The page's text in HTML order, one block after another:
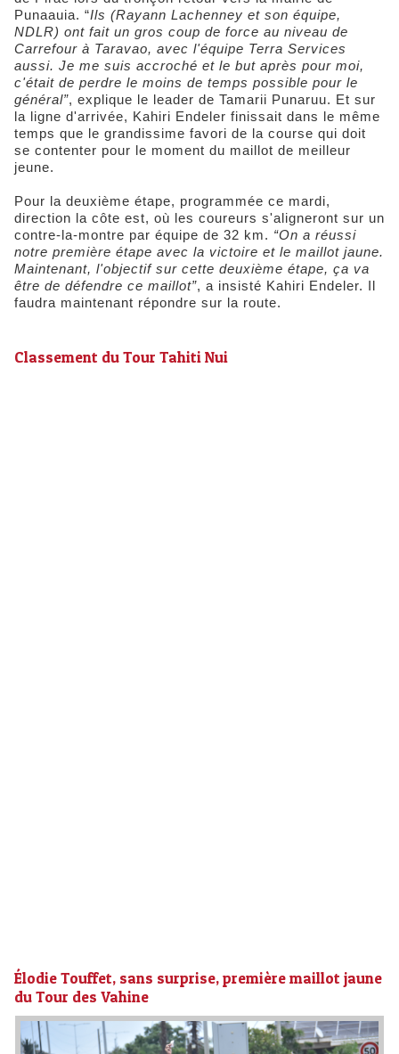
Punaauia. “Ils (Rayann Lachenney et son équipe,
NDLR) ont fait un gros coup de force au niveau de
Carrefour à Taravao, avec l'équipe Terra Services
aussi. Je me suis accroché et le but après pour moi,
c'était de perdre le moins de temps possible pour le
général”, explique le leader de Tamarii Punaruu. Et sur
la ligne d'arrivée, Kahiri Endeler finissait dans le même
temps que le grandissime favori de la course qui doit
se contenter pour le moment du maillot de meilleur
jeune.
Pour la deuxième étape, programmée ce mardi,
direction la côte est, où les coureurs s'aligneront sur un
contre-la-montre par équipe de 32 km. “On a réussi
notre première étape avec la victoire et le maillot jaune.
Maintenant, l'objectif sur cette deuxième étape, ça va
être de défendre ce maillot”, a insisté Kahiri Endeler. Il
faudra maintenant répondre sur la route.
Classement du Tour Tahiti Nui
Élodie Touffet, sans surprise, première maillot jaune
du Tour des Vahine